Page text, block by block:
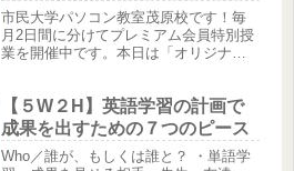
市民大学パソコン教室茂原校です！毎
月2日間に分けてプレミアム会員特別授
業を開催中です。本日は「オリジナル
です。（写真は生徒さんの作品です♪）
ワンランク上のサービスを提供でき...
【５W２H】英語学習の計画で
成果を出すための７つのピース
Who／誰が、もしくは誰と？ ・単語学